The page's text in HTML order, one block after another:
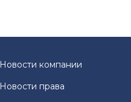
Новости компании
Новости права